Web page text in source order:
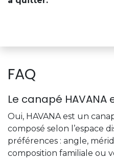
FAQ
Le canapé
Oui, HAVANA est un
composé selon l’espace
préférences : angle,
composition familiale ou